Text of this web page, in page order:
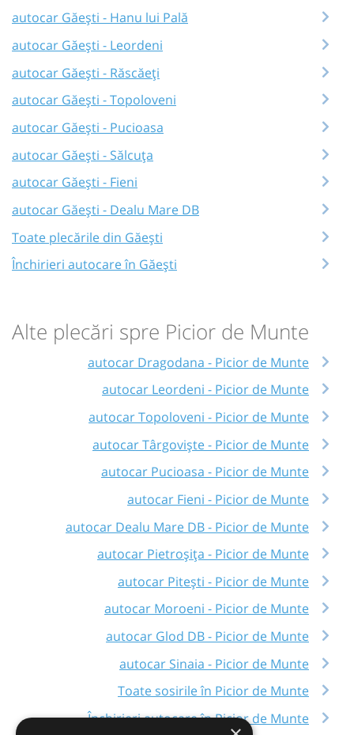
autocar Găești - Hanu lui Pală
autocar Găești - Leordeni
autocar Găești - Răscăeți
autocar Găești - Topoloveni
autocar Găești - Pucioasa
autocar Găești - Sălcuța
autocar Găești - Fieni
autocar Găești - Dealu Mare DB
Toate plecările din Găești
Închirieri autocare în Găești
Alte plecări spre Picior de Munte
autocar Dragodana - Picior de Munte
autocar Leordeni - Picior de Munte
autocar Topoloveni - Picior de Munte
autocar Târgoviște - Picior de Munte
autocar Pucioasa - Picior de Munte
autocar Fieni - Picior de Munte
autocar Dealu Mare DB - Picior de Munte
autocar Pietroșița - Picior de Munte
autocar Pitești - Picior de Munte
autocar Moroeni - Picior de Munte
autocar Glod DB - Picior de Munte
autocar Sinaia - Picior de Munte
Toate sosirile în Picior de Munte
Închirieri autocare în Picior de Munte